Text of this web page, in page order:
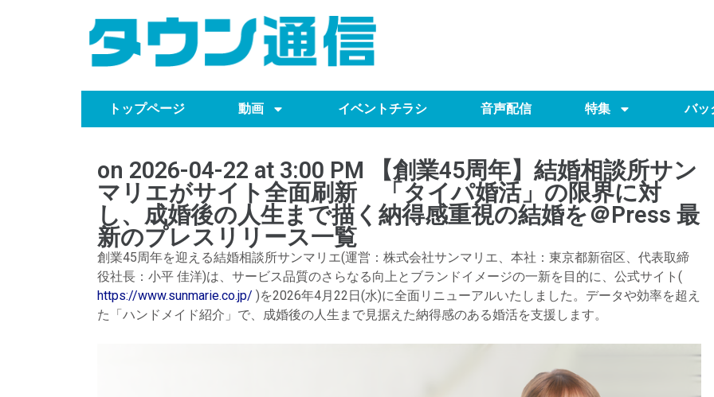
トップページ 動画 イベントチラシ 音声配信 特集 バッ
on 2026-04-22 at 3:00 PM 【創業45周年】結婚相談所サン
マリエがサイト全面刷新 「タイパ婚活」の限界に対
し、成婚後の人生まで描く納得感重視の結婚を​＠Press 最
新のプレスリリース一覧
創業45周年を迎える結婚相談所サンマリエ(運営：株式会社サンマリエ、本社：東京都新宿区、代表取締
役社長：小平 佳洋)は、サービス品質のさらなる向上とブランドイメージの一新を目的に、公式サイト(
https://www.sunmarie.co.jp/ )を2026年4月22日(水)に全面リニューアルいたしました。データや効率を超え
た「ハンドメイド紹介」で、成婚後の人生まで見据えた納得感のある婚活を支援します。